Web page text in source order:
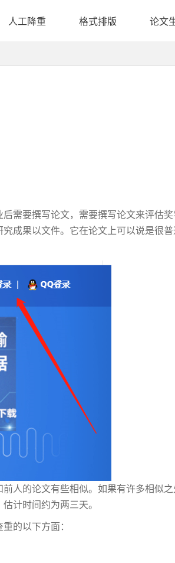
人工降重 格式排版 论文
需要撰写论文，需要撰写论文来评估
成果以文件。它在论文上可以说是很
人的论文有些相似。如果有许多相似
计时间约为两三天。
的以下方面：